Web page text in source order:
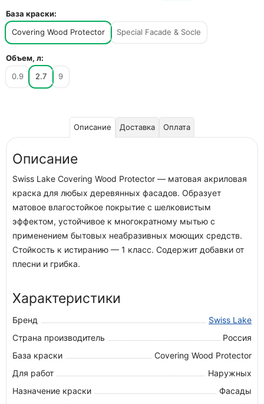
База краски:
Covering Wood Protector
Special Facade & Socle
Объем, л:
0.9
2.7 9
Описание Доставка Оплата
Описание
Swiss Lake Covering Wood Protector — матовая акриловая
краска для любых деревянных фасадов. Образует
матовое влагостойкое покрытие с шелковистым
эффектом, устойчивое к многократному мытью с
применением бытовых неабразивных моющих средств.
Стойкость к истиранию — 1 класс. Содержит добавки от
плесни и грибка.
Характеристики
Бренд
Swiss Lake
Страна производитель
Россия
База краски
Covering Wood Protector
Для работ
Наружных
Назначение краски
Фасады